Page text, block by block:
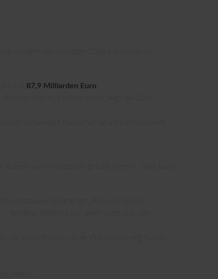
sondern die Umsätze 2025 auf ein neues
rund 87,9 Milliarden Euro
man Kurzreisen hinzu, liegt die Zahl
Reisemarkt (Pauschal- und Bausteinreisen).
Kunde und Veranstalter geklärt werden. Man kann
zehntausende Anträge. Allein im Bereich
– Tendenz steigend, vor allem aufgrund von
die theoretisch zu einer Preisminderung führen